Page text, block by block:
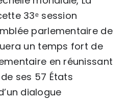
33ᵉ session
parlementaire de
un temps fort de
en réunissant
ses 57 États
dialogue